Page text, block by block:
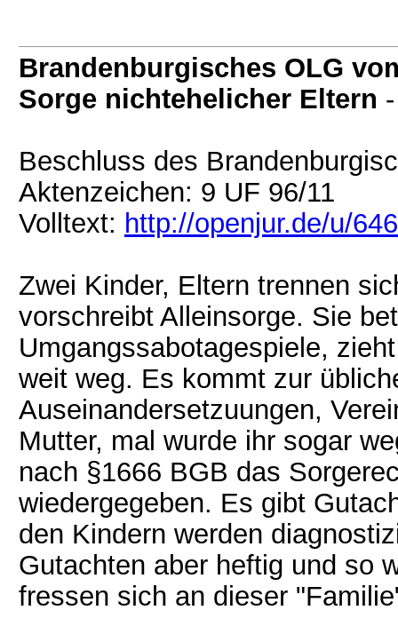
Brandenburgisches OLG
Sorge nichtehelicher Eltern
Beschluss des
Aktenzeichen: 9 UF 96/11
Volltext: http://openjur.de/u/
Zwei Kinder, Eltern trennen
vorschreibt Alleinsorge. Sie
Umgangssabotagespiele,
weit weg. Es kommt zur
Auseinandersetzuungen,
Mutter, mal wurde ihr sogar
nach §1666 BGB das
wiedergegeben. Es gibt
den Kindern werden
Gutachten aber heftig und so
fressen sich an dieser